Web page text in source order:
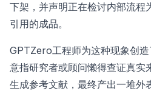
下架，并声明正在检讨内部流程
引用的成品。
GPTZero工程师为这种现象创
意指研究者或顾问懒得查证真实
生成参考文献，最终产出一堆外